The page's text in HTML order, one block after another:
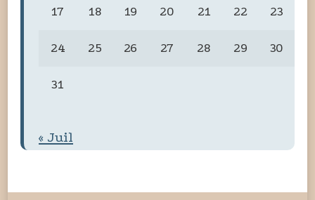
17 18 19 20 21 22 23
24 25 26 27 28 29 30
31
« Juil